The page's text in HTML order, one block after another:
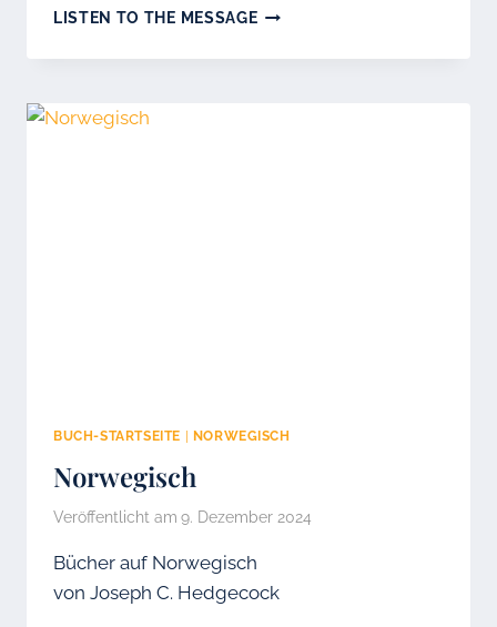
LISTEN TO THE MESSAGENEPALESISCH
BUCH-STARTSEITE | NORWEGISCH
Norwegisch
Veröffentlicht am 9. Dezember 2024
Bücher auf Norwegisch
von Joseph C. Hedgecock